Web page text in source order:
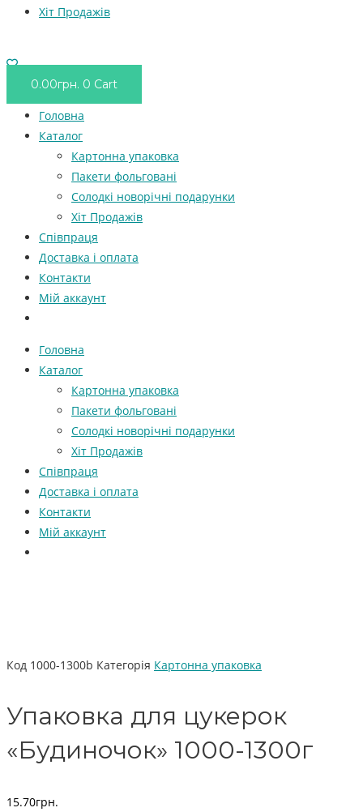
Хіт Продажів
0.00грн. 0 Cart
Головна
Каталог
Картонна упаковка
Пакети фольговані
Солодкі новорічні подарунки
Хіт Продажів
Співпраця
Доставка і оплата
Контакти
Мій аккаунт
Головна
Каталог
Картонна упаковка
Пакети фольговані
Солодкі новорічні подарунки
Хіт Продажів
Співпраця
Доставка і оплата
Контакти
Мій аккаунт
Код 1000-1300b Категорія Картонна упаковка
Упаковка для цукерок
«Будиночок» 1000-1300г
15.70грн.